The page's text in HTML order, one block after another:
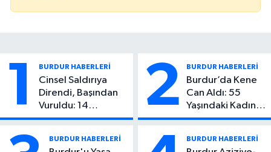
1 BURDUR HABERLERİ
Cinsel Saldırıya
Direndi, Başından
Vuruldu: 14
Yaşındaki Çocuktan
2 BURDUR HABERLERİ
Burdur’da Kene
Can Aldı: 55
Yaşındaki Kadın
Hayatını Kaybetti
BURDUR HABERLERİ BURDUR HABERLERİ